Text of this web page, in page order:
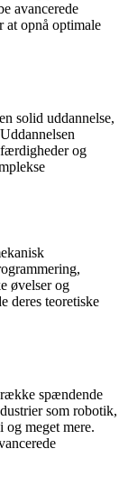
avancerede
at opnå optimale
solid uddannelse,
og
øvelser og
deres teoretiske
spændende
som robotik,
meget mere.